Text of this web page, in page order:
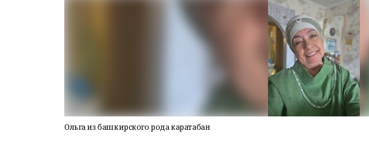
Ольга из башкирского рода каратабан